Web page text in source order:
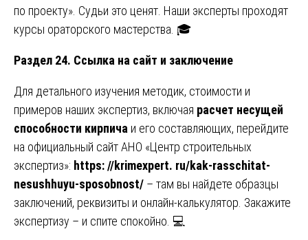
по проекту». Судьи это ценят. Наши эксперты проходят
курсы ораторского мастерства. 🎓
Раздел 24. Ссылка на сайт и заключение
Для детального изучения методик, стоимости и
примеров наших экспертиз, включая расчет несущей
способности кирпича и его составляющих, перейдите
на официальный сайт АНО «Центр строительных
экспертиз»: https: //krimexpert. ru/kak-rasschitat-
nesushhuyu-sposobnost/ – там вы найдете образцы
заключений, реквизиты и онлайн-калькулятор. Закажите
экспертизу – и спите спокойно. 💻